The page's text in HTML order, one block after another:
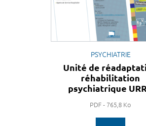
PSYCHIATRIE
Unité de
réhabilitation
psychiatrique
PDF - 765,8 Ko